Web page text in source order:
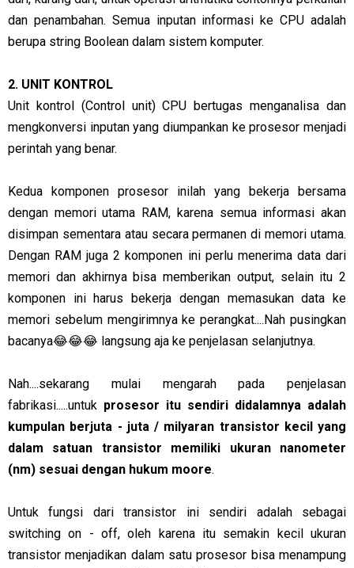
dan penambahan. Semua inputan informasi ke CPU adalah
berupa string Boolean dalam sistem komputer.
2. UNIT KONTROL
Unit kontrol (Control unit) CPU bertugas menganalisa dan
mengkonversi inputan yang diumpankan ke prosesor menjadi
perintah yang benar.
Kedua komponen prosesor inilah yang bekerja bersama
dengan memori utama RAM, karena semua informasi akan
disimpan sementara atau secara permanen di memori utama.
Dengan RAM juga 2 komponen ini perlu menerima data dari
memori dan akhirnya bisa memberikan output, selain itu 2
komponen ini harus bekerja dengan memasukan data ke
memori sebelum mengirimnya ke perangkat....Nah pusingkan
bacanya😂😂😂 langsung aja ke penjelasan selanjutnya.
Nah....sekarang mulai mengarah pada penjelasan
fabrikasi.....untuk prosesor itu sendiri didalamnya adalah
kumpulan berjuta - juta / milyaran transistor kecil yang
dalam satuan transistor memiliki ukuran nanometer
(nm) sesuai dengan hukum moore.
Untuk fungsi dari transistor ini sendiri adalah sebagai
switching on - off, oleh karena itu semakin kecil ukuran
transistor menjadikan dalam satu prosesor bisa menampung